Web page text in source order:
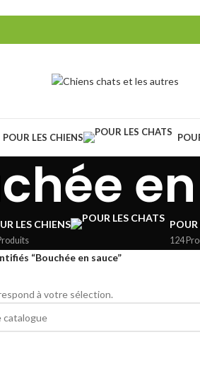
POUR LES CHIENS
LES CHIENS POUR
124
“Bouchée en sauce”
à votre sélection.